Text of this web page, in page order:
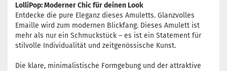
LolliPop: Moderner Chic für deinen Look
Entdecke die pure Eleganz dieses Amuletts. Glanzvolles
Emaille wird zum modernen Blickfang. Dieses Amulett ist
mehr als nur ein Schmuckstück – es ist ein Statement für
stilvolle Individualität und zeitgenössische Kunst.
Die klare, minimalistische Formgebung und der attraktive